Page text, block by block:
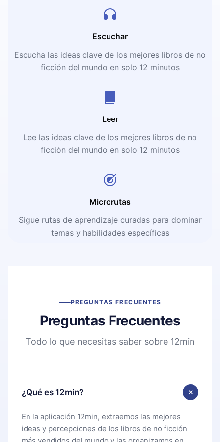
Escuchar
Escucha las ideas clave de los mejores libros de no
ficción del mundo en solo 12 minutos
Leer
Lee las ideas clave de los mejores libros de no
ficción del mundo en solo 12 minutos
Microrutas
Sigue rutas de aprendizaje curadas para dominar
temas y habilidades específicas
PREGUNTAS FRECUENTES
Preguntas Frecuentes
Todo lo que necesitas saber sobre 12min
¿Qué es 12min?
En la aplicación 12min, extraemos las mejores
ideas y percepciones de los libros de no ficción